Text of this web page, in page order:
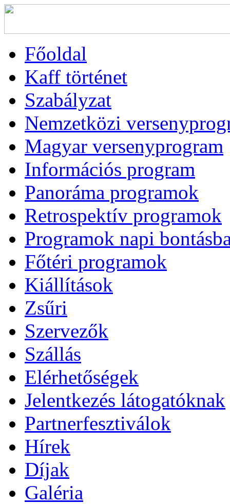
Főoldal
Kaff történet
Szabályzat
Nemzetközi
Magyar versenyprogram
Információs program
Panoráma programok
Retrospektív programok
Programok napi
Főtéri programok
Kiállítások
Zsűri
Szervezők
Szállás
Elérhetőségek
Jelentkezés látogatóknak
Partnerfesztiválok
Hírek
Díjak
Galéria